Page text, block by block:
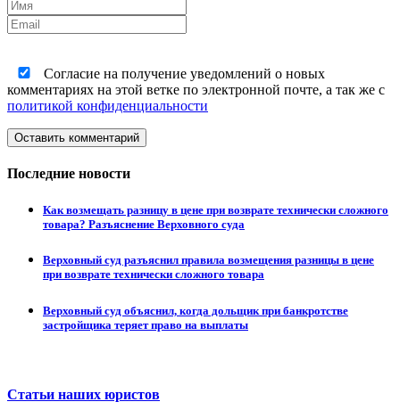
Согласие на получение уведомлений о новых
комментариях на этой ветке по электронной почте, а так же с
политикой конфиденциальности
Оставить комментарий
Последние новости
Как возмещать разницу в цене при возврате технически сложного
товара? Разъяснение Верховного суда
Верховный суд разъяснил правила возмещения разницы в цене
при возврате технически сложного товара
Верховный суд объяснил, когда дольщик при банкротстве
застройщика теряет право на выплаты
Статьи наших юристов